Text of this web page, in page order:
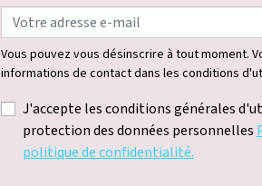
Vous pouvez vous désinscrire à tout moment.
informations de contact dans les conditions
J'accepte les conditions générales
protection des données personnelles
politique de confidentialité.